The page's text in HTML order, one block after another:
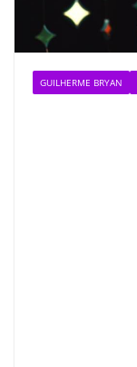
GUILHERME BRYAN